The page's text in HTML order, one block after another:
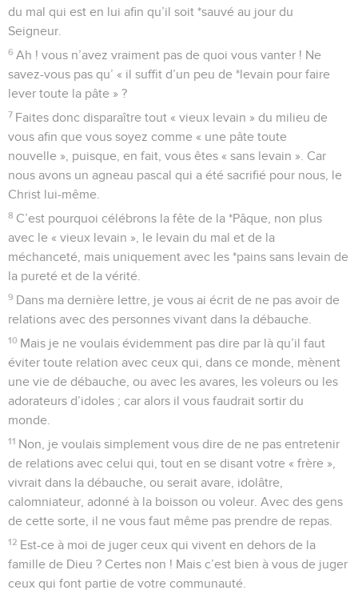
du mal qui est en lui afin qu’il soit *sauvé au jour du
Seigneur.
6 Ah ! vous n’avez vraiment pas de quoi vous vanter ! Ne
savez-vous pas qu’ « il suffit d’un peu de *levain pour faire
lever toute la pâte » ?
7 Faites donc disparaître tout « vieux levain » du milieu de
vous afin que vous soyez comme « une pâte toute
nouvelle », puisque, en fait, vous êtes « sans levain ». Car
nous avons un agneau pascal qui a été sacrifié pour nous, le
Christ lui-même.
8 C’est pourquoi célébrons la fête de la *Pâque, non plus
avec le « vieux levain », le levain du mal et de la
méchanceté, mais uniquement avec les *pains sans levain de
la pureté et de la vérité.
9 Dans ma dernière lettre, je vous ai écrit de ne pas avoir de
relations avec des personnes vivant dans la débauche.
10 Mais je ne voulais évidemment pas dire par là qu’il faut
éviter toute relation avec ceux qui, dans ce monde, mènent
une vie de débauche, ou avec les avares, les voleurs ou les
adorateurs d’idoles ; car alors il vous faudrait sortir du
monde.
11 Non, je voulais simplement vous dire de ne pas entretenir
de relations avec celui qui, tout en se disant votre « frère »,
vivrait dans la débauche, ou serait avare, idolâtre,
calomniateur, adonné à la boisson ou voleur. Avec des gens
de cette sorte, il ne vous faut même pas prendre de repas.
12 Est-ce à moi de juger ceux qui vivent en dehors de la
famille de Dieu ? Certes non ! Mais c’est bien à vous de juger
ceux qui font partie de votre communauté.